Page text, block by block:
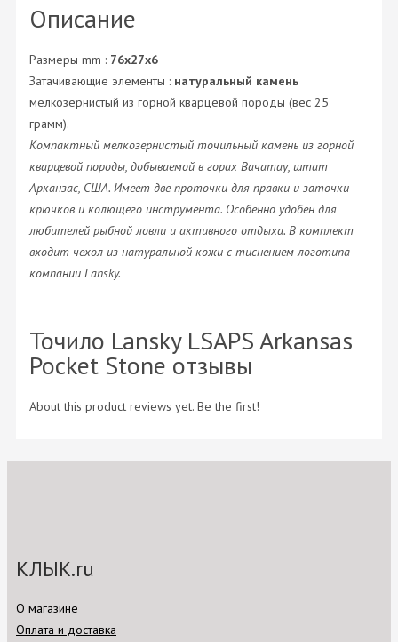
Описание
Размеры mm : 76х27х6
Затачивающие элементы : натуральный камень
мелкозернистый из горной кварцевой породы (вес 25
грамм).
Компактный мелкозернистый точильный камень из горной
кварцевой породы, добываемой в горах Вачатау, штат
Арканзас, США. Имеет две проточки для правки и заточки
крючков и колющего инструмента. Особенно удобен для
любителей рыбной ловли и активного отдыха. В комплект
входит чехол из натуральной кожи с тиснением логотипа
компании Lansky.
Точило Lansky LSAPS Arkansas
Pocket Stone отзывы
About this product reviews yet. Be the first!
КЛЫК.ru
О магазине
Оплата и доставка